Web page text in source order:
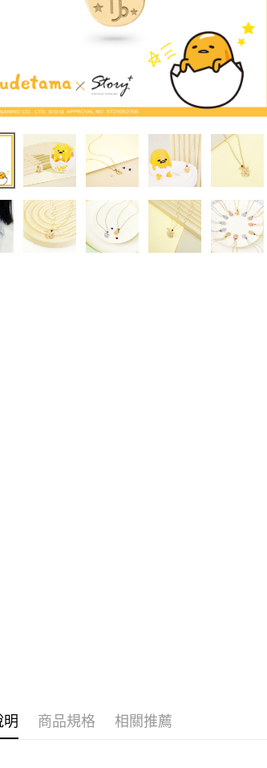
明 商品規格 相關推薦